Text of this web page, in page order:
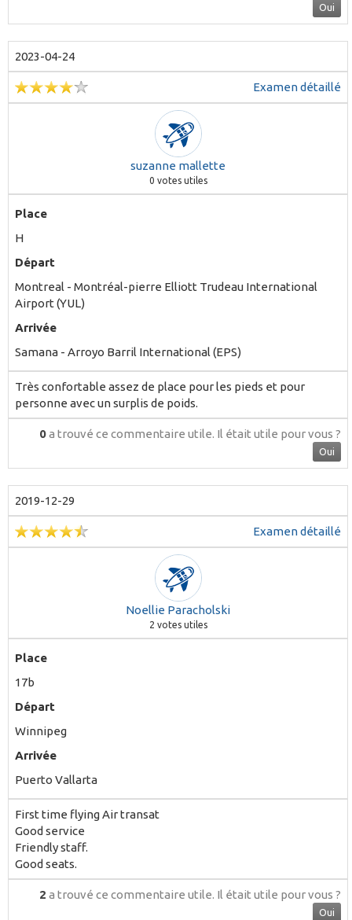
Oui
2023-04-24
Examen détaillé
suzanne mallette
0 votes utiles
Place
H
Départ
Montreal - Montréal-pierre Elliott Trudeau International
Airport (YUL)
Arrivée
Samana - Arroyo Barril International (EPS)
Très confortable assez de place pour les pieds et pour
personne avec un surplis de poids.
0a trouvé ce commentaire utile. Il était utile pour vous ?
Oui
2019-12-29
Examen détaillé
Noellie Paracholski
2 votes utiles
Place
17b
Départ
Winnipeg
Arrivée
Puerto Vallarta
First time flying Air transat
Good service
Friendly staff.
Good seats.
2 a trouvé ce commentaire utile. Il était utile pour vous ?
Oui